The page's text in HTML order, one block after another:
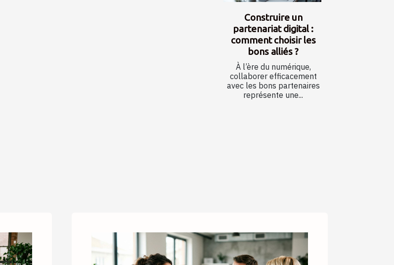
Construire un
partenariat digital :
comment choisir les
bons alliés ?
À l’ère du numérique,
collaborer efficacement
avec les bons partenaires
représente une...